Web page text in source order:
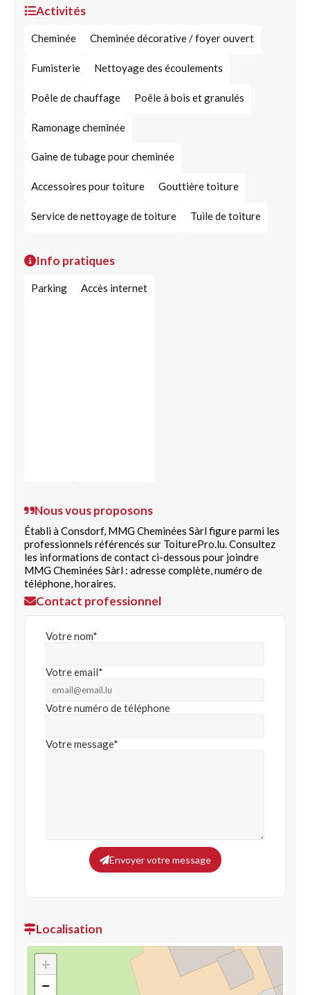
Activités
Cheminée Cheminée décorative / foyer ouvert
Fumisterie Nettoyage des écoulements
Poêle de chauffage Poêle à bois et granulés
Ramonage cheminée
Gaine de tubage pour cheminée
Accessoires pour toiture Gouttière toiture
Service de nettoyage de toiture Tuile de toiture
Info pratiques
Parking Accès internet
Nous vous proposons
Établi à Consdorf, MMG Cheminées Sàrl figure parmi les
professionnels référencés sur ToiturePro.lu. Consultez
les informations de contact ci-dessous pour joindre
MMG Cheminées Sàrl : adresse complète, numéro de
téléphone, horaires.
Contact professionnel
Votre nom*
Votre email*
Votre numéro de téléphone
Votre message*
Envoyer votre message
Localisation
+
−